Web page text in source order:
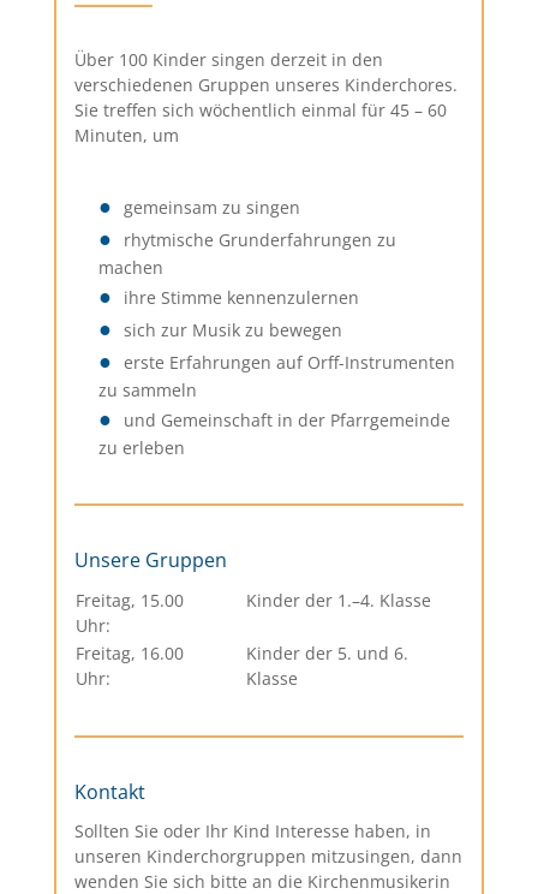
Über 100 Kinder singen derzeit in den
verschiedenen Gruppen unseres Kinderchores.
Sie treffen sich wöchentlich einmal für 45 – 60
Minuten, um
gemeinsam zu singen
rhytmische Grunderfahrungen zu
machen
ihre Stimme kennenzulernen
sich zur Musik zu bewegen
erste Erfahrungen auf Orff-Instrumenten
zu sammeln
und Gemeinschaft in der Pfarrgemeinde
zu erleben
Unsere Gruppen
Freitag, 15.00
Uhr:
Kinder der 1.–4. Klasse
Freitag, 16.00
Uhr:
Kinder der 5. und 6.
Klasse
Kontakt
Sollten Sie oder Ihr Kind Interesse haben, in
unseren Kinderchorgruppen mitzusingen, dann
wenden Sie sich bitte an die Kirchenmusikerin